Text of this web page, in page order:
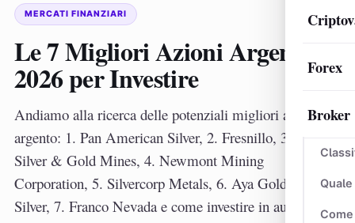
Forex
Broker
MERCATI FINANZIARI
Le 7 Migliori Azioni Argento
2026 per Investire
Andiamo alla ricerca delle potenziali migliori azioni
argento: 1. Pan American Silver, 2. Fresnillo, 3. Avino
Silver & Gold Mines, 4. Newmont Mining
Corporation, 5. Silvercorp Metals, 6. Aya Gold &
Silver, 7. Franco Nevada e come investire in autonomia.